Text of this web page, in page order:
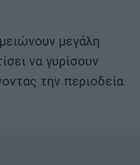
μεγάλη
να γυρίσουν
την περιοδεία